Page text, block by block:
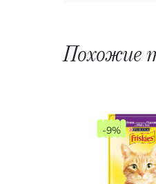
Похожие
-9%